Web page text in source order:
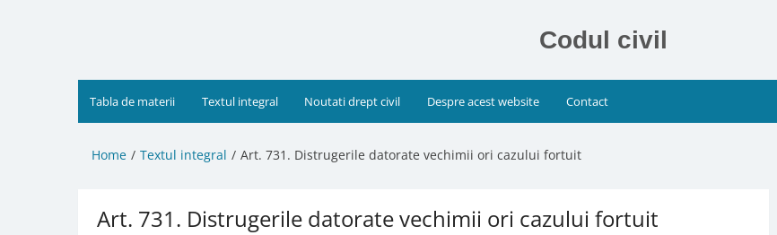
Codul civil
Tabla de materii Textul integral Noutati drept civil Despre acest website Contact
Home Textul integral Art. 731. Distrugerile datorate vechimii ori cazului fortuit
Art. 731. Distrugerile datorate vechimii ori cazului fortuit